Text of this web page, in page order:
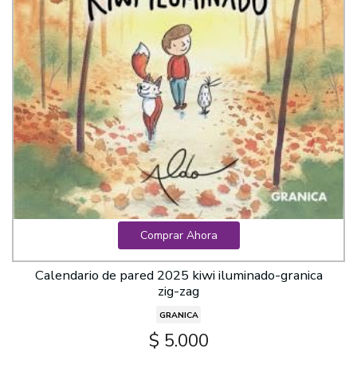
Comprar Ahora
Calendario de pared 2025 kiwi iluminado-granica
zig-zag
GRANICA
$ 5.000